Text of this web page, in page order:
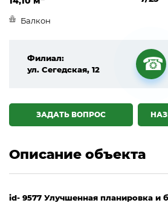
Балкон
Филиал:
ул. Сегедская, 12
☎
ЗАДАТЬ ВОПРОС
Описание объекта
id- 9577 Улучшенная планировка и